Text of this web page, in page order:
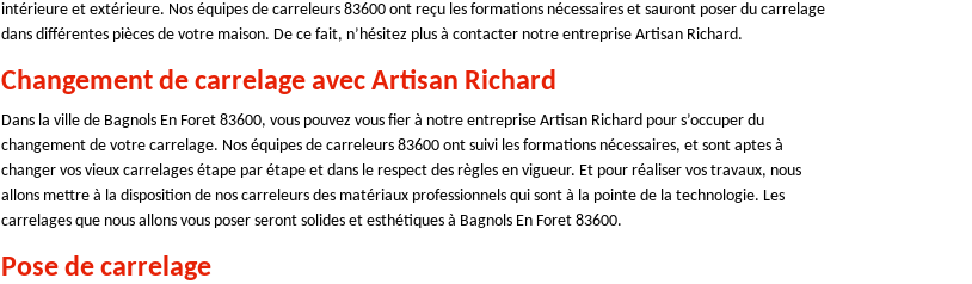
intérieure et extérieure. Nos équipes de carreleurs 83600 ont reçu les formations nécessaires et sauront poser du carrelage
dans différentes pièces de votre maison. De ce fait, n’hésitez plus à contacter notre entreprise Artisan Richard.
Changement de carrelage avec Artisan Richard
Dans la ville de Bagnols En Foret 83600, vous pouvez vous fier à notre entreprise Artisan Richard pour s’occuper du
changement de votre carrelage. Nos équipes de carreleurs 83600 ont suivi les formations nécessaires, et sont aptes à
changer vos vieux carrelages étape par étape et dans le respect des règles en vigueur. Et pour réaliser vos travaux, nous
allons mettre à la disposition de nos carreleurs des matériaux professionnels qui sont à la pointe de la technologie. Les
carrelages que nous allons vous poser seront solides et esthétiques à Bagnols En Foret 83600.
Pose de carrelage